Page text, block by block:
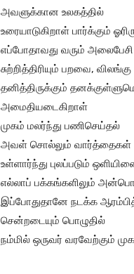
அவளுக்கான உலகத்தில்
உரையாடுகிறாள் பார்க்கும்
எப்போதாவது வரும்
சுற்றித்திரியும் பறவை, விலங்கு
தனித்திருக்கும்
அமைதியடைகிறாள்
முகம் மலர்ந்து பணிசெய்தல்
அவள் சொல்லும் வார்த்தைகள்
உள்ளார்ந்து புலப்படும்
எல்லாப் பக்கங்களிலும்
இப்போதுதானே நடக்க
சென்றடையும் பொழுதில்
நம்மில் ஒருவர் வரவேற்கும்